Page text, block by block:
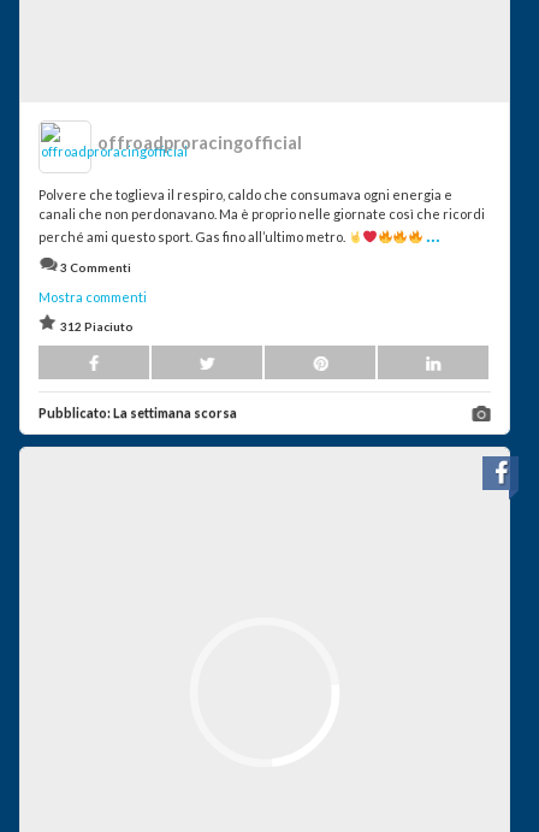
offroadproracingofficial
Polvere che toglieva il respiro, caldo che consumava ogni energia e
canali che non perdonavano. Ma è proprio nelle giornate così che ricordi
perché ami questo sport. Gas fino all’ultimo metro.
...
3 Commenti
Mostra commenti
312 Piaciuto
Pubblicato:La settimana scorsa